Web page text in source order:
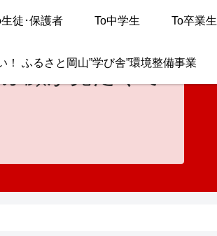
生徒･保護者 To中学生 To卒業生
！ ふるさと岡山”学び舎”環境整備事業
顔が見たくて